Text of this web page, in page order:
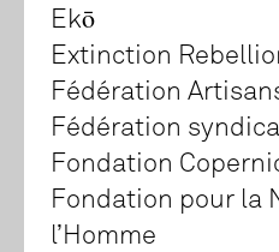
Ekō
Extinction
Fédération
Fédération
Fondation
Fondation pour la
l’Homme